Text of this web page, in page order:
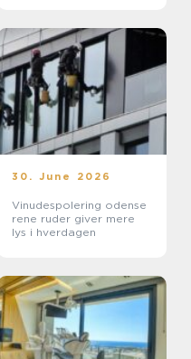
30. June 2026
Vinudespolering odense
rene ruder giver mere
lys i hverdagen